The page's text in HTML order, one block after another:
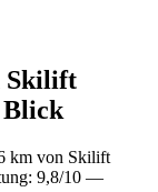
Skilift
Blick
km von Skilift
9,8/10 —